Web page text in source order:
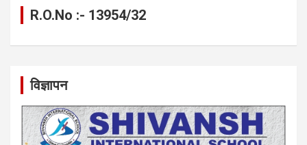
R.O.No :- 13954/32
विज्ञापन